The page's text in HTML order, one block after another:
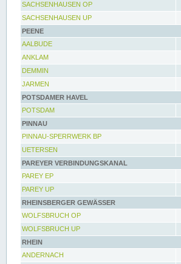
SACHSENHAUSEN OP
SACHSENHAUSEN UP
PEENE
AALBUDE
ANKLAM
DEMMIN
JARMEN
POTSDAMER HAVEL
POTSDAM
PINNAU
PINNAU-SPERRWERK BP
UETERSEN
PAREYER VERBINDUNGSKANAL
PAREY EP
PAREY UP
RHEINSBERGER GEWÄSSER
WOLFSBRUCH OP
WOLFSBRUCH UP
RHEIN
ANDERNACH